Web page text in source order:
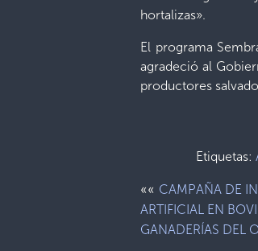
hortalizas».
El programa
agradeció al
productores
Etiquetas:
«« CAMPAÑA DE
ARTIFICIAL EN
GANADERÍAS DEL